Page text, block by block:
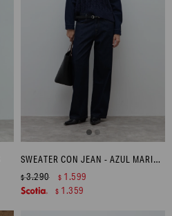
SWEATER CON JEAN - AZUL MARINO
$3.290 $ 1.599
$ 1.359